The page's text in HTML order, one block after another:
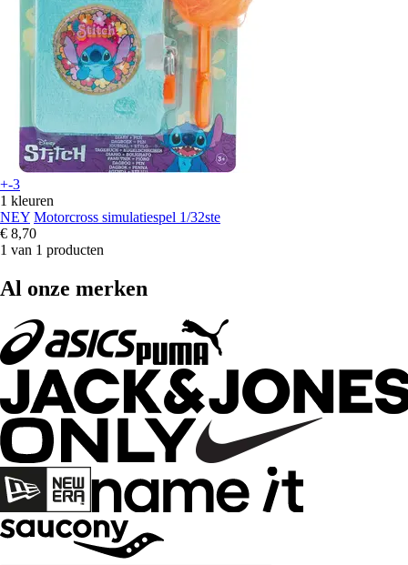
+-3
1 kleuren
NEY Motorcross simulatiespel 1/32ste
€ 8,70
1 van 1 producten
Al onze merken